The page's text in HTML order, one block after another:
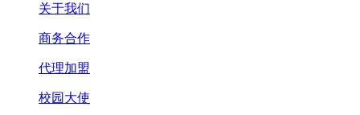
关于我们
商务合作
代理加盟
校园大使